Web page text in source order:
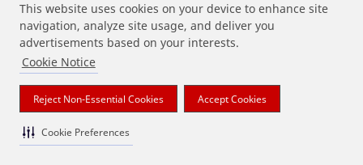
This website uses cookies on your device to enhance site
navigation, analyze site usage, and deliver you
advertisements based on your interests.
Cookie Notice
Reject Non-Essential Cookies Accept Cookies
Cookie Preferences